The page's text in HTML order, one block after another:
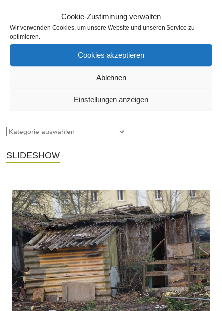
Cookie-Zustimmung verwalten
Wir verwenden Cookies, um unsere Website und unseren Service zu
optimieren.
Cookies akzeptieren
Ablehnen
Einstellungen anzeigen
THEMA
SLIDESHOW